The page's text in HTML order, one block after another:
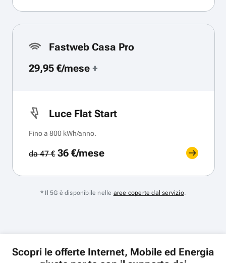
Fastweb Casa Pro
29,95 €/mese +
Luce Flat Start
Fino a 800 kWh/anno.
da 47 €36 €/mese
* Il 5G è disponibile nelle aree coperte dal servizio.
Scopri le offerte Internet, Mobile ed Energia